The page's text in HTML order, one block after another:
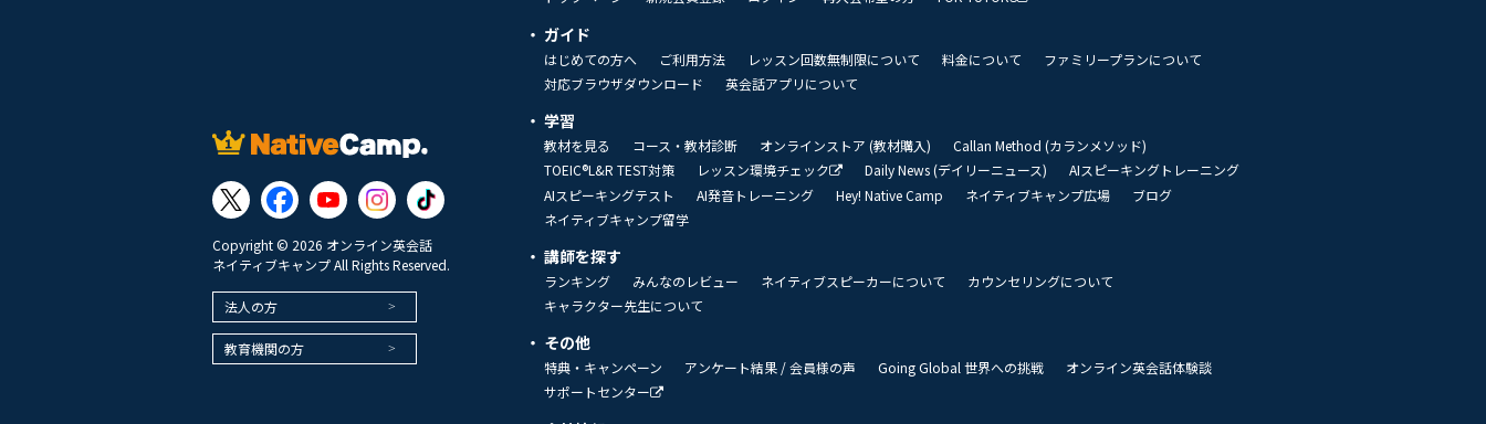
Copyright © 2026 オンライン英会話
ネイティブキャンプ All Rights Reserved.
法人の方
教育機関の方
ガイド
はじめての方へ ご利用方法 レッスン回数無制限について 料金について
ファミリープランについて
対応ブラウザダウンロード
英会話アプリについて
学習
教材を見る コース・教材診断 オンラインストア (教材購入)
Callan Method (カランメソッド)
TOEIC®L&R TEST対策
レッスン環境チェック Daily News (デイリーニュース)
AIスピーキングトレーニング
AIスピーキングテスト
AI発音トレーニング Hey! Native Camp ネイティブキャンプ広場
ブログ
ネイティブキャンプ留学
講師を探す
ランキング みんなのレビュー ネイティブスピーカーについて
カウンセリングについて
キャラクター先生について
その他
特典・キャンペーン アンケート結果 / 会員様の声 Going Global 世界への挑戦
オンライン英会話体験談
サポートセンター